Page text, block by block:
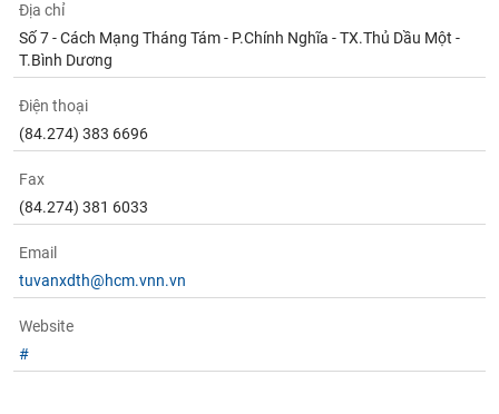
Địa chỉ
Số 7 - Cách Mạng Tháng Tám - P.Chính Nghĩa - TX.Thủ Dầu Một -
T.Bình Dương
Điện thoại
(84.274) 383 6696
Fax
(84.274) 381 6033
Email
tuvanxdth@hcm.vnn.vn
Website
#
(-)
Tất cả
Tin
tức
(-)
Bài
viết
của
tác
giả
(-)